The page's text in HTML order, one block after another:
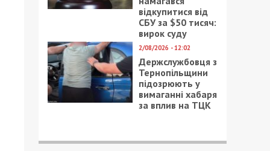
відкупитися від
СБУ за $50 тисяч:
вирок суду
2/08/2026 - 12:02
Держслужбовця з
Тернопільщини
підозрюють у
вимаганні хабаря
за вплив на ТЦК